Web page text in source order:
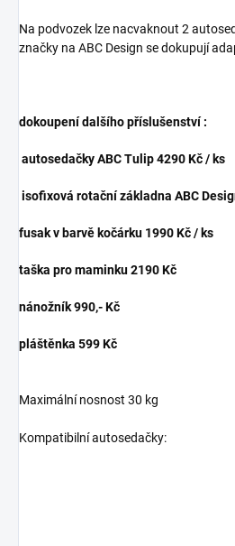
Na podvozek lze nacvaknout 2
značky na ABC Design se dokupují
dokoupení dalšího příslušenství :
autosedačky ABC Tulip 4290 Kč / ks
isofixová rotační základna ABC
fusak v barvě kočárku 1990 Kč / ks
taška pro maminku 2190 Kč
nánožník 990,- Kč
pláštěnka 599 Kč
Maximální nosnost 30 kg
Kompatibilní autosedačky: